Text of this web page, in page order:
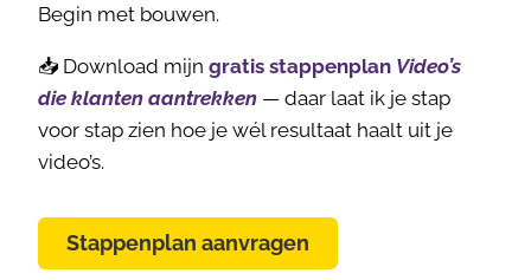
Begin met bouwen.
📥 Download mijn gratis stappenplan Video’s
die klanten aantrekken — daar laat ik je stap
voor stap zien hoe je wél resultaat haalt uit je
video’s.
Stappenplan aanvragen